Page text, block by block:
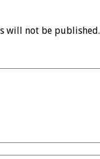
will not be published.